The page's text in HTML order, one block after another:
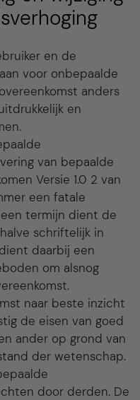
en de
voor onbepaalde
anders
en
van bepaalde
Versie 1.0 2 van
een fatale
termijn dient de
schriftelijk in
daarbij een
om alsnog
naar beste inzicht
de eisen van goed
ander op grond van
der wetenschap.
door derden. De